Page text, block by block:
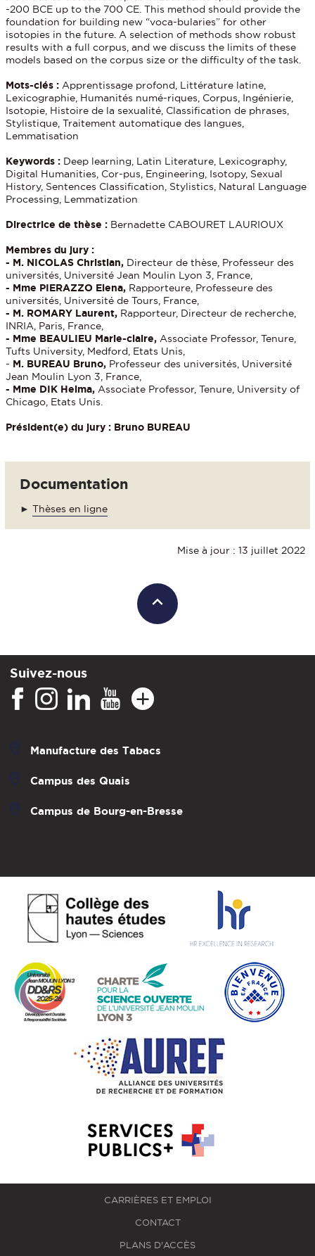
-200 BCE up to the 700 CE. This method should provide the
foundation for building new “voca-bularies” for other
isotopies in the future. A selection of methods show robust
results with a full corpus, and we discuss the limits of these
models based on the corpus size or the difficulty of the task.
Mots-clés : Apprentissage profond, Littérature latine,
Lexicographie, Humanités numé-riques, Corpus, Ingénierie,
Isotopie, Histoire de la sexualité, Classification de phrases,
Stylistique, Traitement automatique des langues,
Lemmatisation
Keywords : Deep learning, Latin Literature, Lexicography,
Digital Humanities, Cor-pus, Engineering, Isotopy, Sexual
History, Sentences Classification, Stylistics, Natural Language
Processing, Lemmatization
Directrice de thèse : Bernadette CABOURET LAURIOUX
Membres du jury :
- M. NICOLAS Christian, Directeur de thèse, Professeur des
universités, Université Jean Moulin Lyon 3, France,
- Mme PIERAZZO Elena, Rapporteure, Professeure des
universités, Université de Tours, France,
- M. ROMARY Laurent, Rapporteur, Directeur de recherche,
INRIA, Paris, France,
- Mme BEAULIEU Marie-claire, Associate Professor, Tenure,
Tufts University, Medford, Etats Unis,
- M. BUREAU Bruno, Professeur des universités, Université
Jean Moulin Lyon 3, France,
- Mme DIK Helma, Associate Professor, Tenure, University of
Chicago, Etats Unis.
Président(e) du jury : Bruno BUREAU
Documentation
► Thèses en ligne
Mise à jour : 13 juillet 2022
Suivez-nous
Manufacture des Tabacs
Campus des Quais
Campus de Bourg-en-Bresse
CARRIÈRES ET EMPLOI
CONTACT
PLANS D'ACCÈS